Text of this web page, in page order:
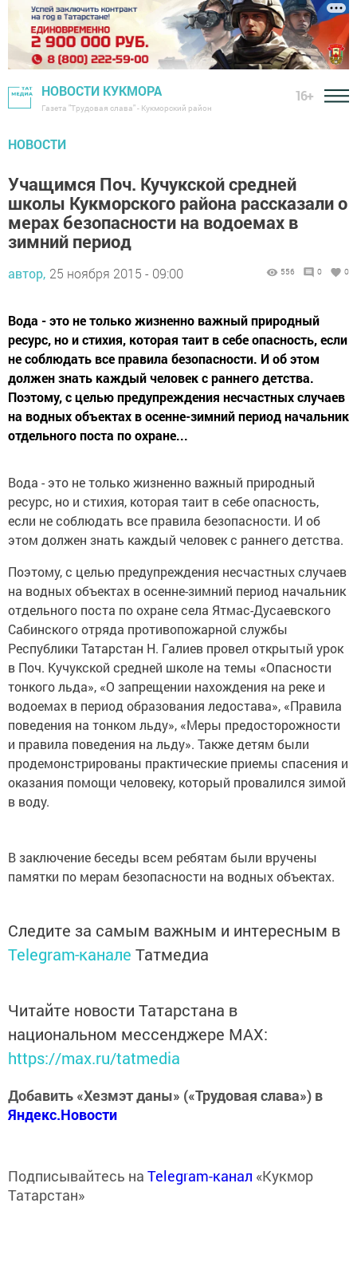
НОВОСТИ КУКМОРА
Газета "Трудовая слава" - Кукморский район
16+
НОВОСТИ
Учащимся Поч. Кучукской средней
школы Кукморского района рассказали о
мерах безопасности на водоемах в
зимний период
автор, 25 ноября 2015 - 09:00 556 0 0
Вода - это не только жизненно важный природный
ресурс, но и стихия, которая таит в себе опасность, если
не соблюдать все правила безопасности. И об этом
должен знать каждый человек с раннего детства.
Поэтому, с целью предупреждения несчастных случаев
на водных объектах в осенне-зимний период начальник
отдельного поста по охране...
Вода - это не только жизненно важный природный
ресурс, но и стихия, которая таит в себе опасность,
если не соблюдать все правила безопасности. И об
этом должен знать каждый человек с раннего детства.
Поэтому, с целью предупреждения несчастных случаев
на водных объектах в осенне-зимний период начальник
отдельного поста по охране села Ятмас-Дусаевского
Сабинского отряда противопожарной службы
Республики Татарстан Н. Галиев провел открытый урок
в Поч. Кучукской средней школе на темы «Опасности
тонкого льда», «О запрещении нахождения на реке и
водоемах в период образования ледостава», «Правила
поведения на тонком льду», «Меры предосторожности
и правила поведения на льду». Также детям были
продемонстрированы практические приемы спасения и
оказания помощи человеку, который провалился зимой
в воду.
В заключение беседы всем ребятам были вручены
памятки по мерам безопасности на водных объектах.
Следите за самым важным и интересным в
Telegram-канале Татмедиа
Читайте новости Татарстана в
национальном мессенджере MАХ:
https://max.ru/tatmedia
Добавить «Хезмэт даны» («Трудовая слава») в
Яндекс.Новости
Подписывайтесь на Telegram-канал «Кукмор
Татарстан»